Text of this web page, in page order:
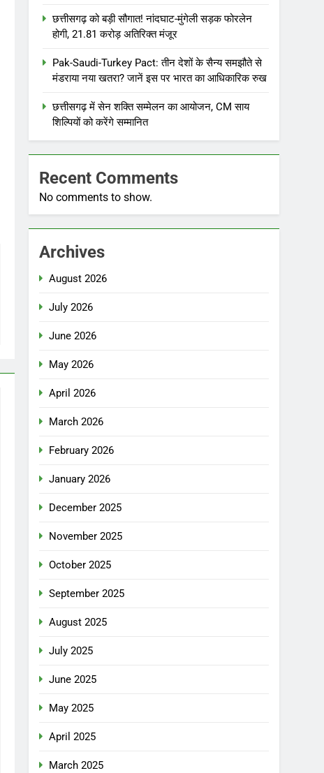
छत्तीसगढ़ को बड़ी सौगात! नांदघाट-मुंगेली सड़क फोरलेन
होगी, 21.81 करोड़ अतिरिक्त मंजूर
Pak-Saudi-Turkey Pact: तीन देशों के सैन्य समझौते से
मंडराया नया खतरा? जानें इस पर भारत का आधिकारिक रुख
छत्तीसगढ़ में सेन शक्ति सम्मेलन का आयोजन, CM साय
शिल्पियों को करेंगे सम्मानित
Recent Comments
No comments to show.
Archives
August 2026
July 2026
June 2026
May 2026
April 2026
March 2026
February 2026
January 2026
December 2025
November 2025
October 2025
September 2025
August 2025
July 2025
June 2025
May 2025
April 2025
March 2025